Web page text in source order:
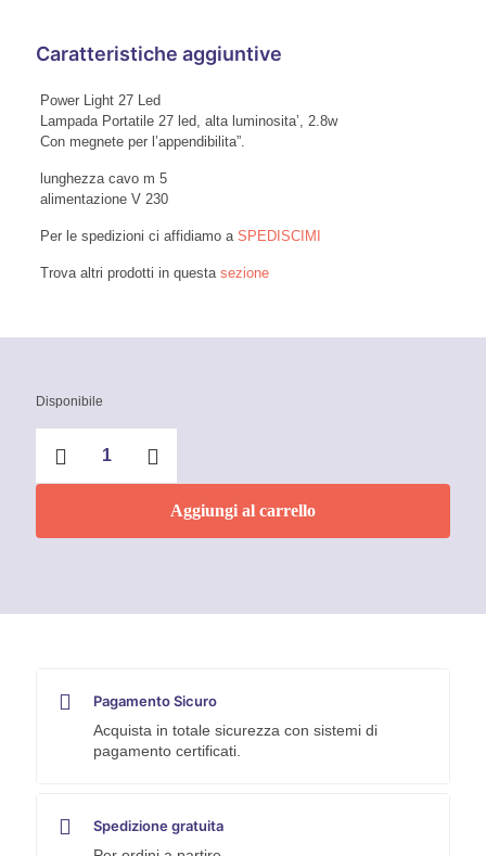
Caratteristiche aggiuntive
Power Light 27 Led
Lampada Portatile 27 led, alta luminosita’, 2.8w
Con megnete per l’appendibilita”.
lunghezza cavo m 5
alimentazione V 230
Per le spedizioni ci affidiamo a SPEDISCIMI
Trova altri prodotti in questa sezione
Disponibile
light
quantità
Aggiungi al carrello
Pagamento Sicuro
Acquista in totale sicurezza con sistemi di
pagamento certificati.
Spedizione gratuita